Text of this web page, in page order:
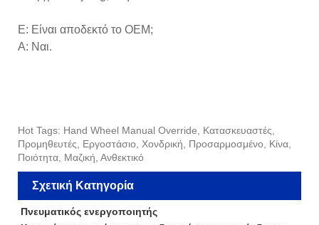
Ε: Είναι αποδεκτό το OEM;
Α: Ναι.
Hot Tags: Hand Wheel Manual Override, Κατασκευαστές,
Προμηθευτές, Εργοστάσιο, Χονδρική, Προσαρμοσμένο, Κίνα,
Ποιότητα, Μαζική, Ανθεκτικό
Σχετική Κατηγορία
Πνευματικός ενεργοποιητής